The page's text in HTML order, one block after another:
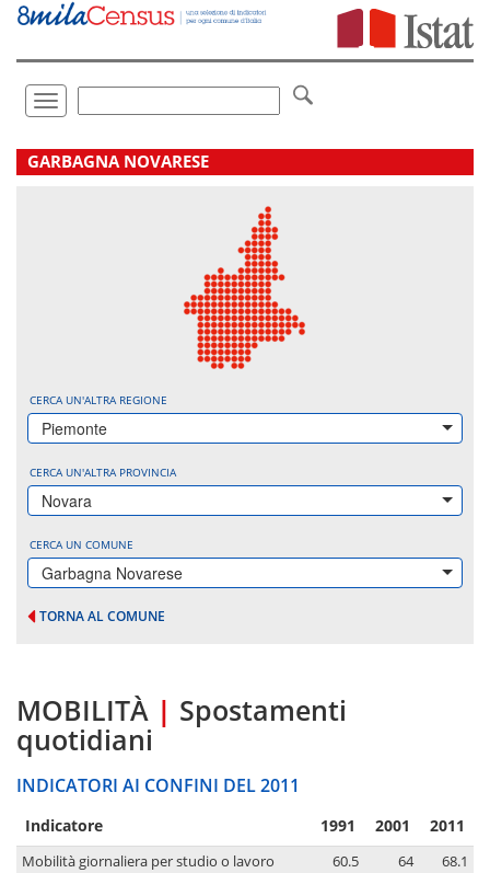
Vai
direttamente
Toggle
navigation
.
GARBAGNA NOVARESE
CERCA UN'ALTRA REGIONE
Piemonte
CERCA UN'ALTRA PROVINCIA
Novara
CERCA UN COMUNE
Garbagna Novarese
TORNA AL COMUNE
MOBILITÀ | Spostamenti
quotidiani
INDICATORI AI CONFINI DEL 2011
Indicatore 1991 2001 2011
Mobilità giornaliera per studio o lavoro 60.5 64
68.1